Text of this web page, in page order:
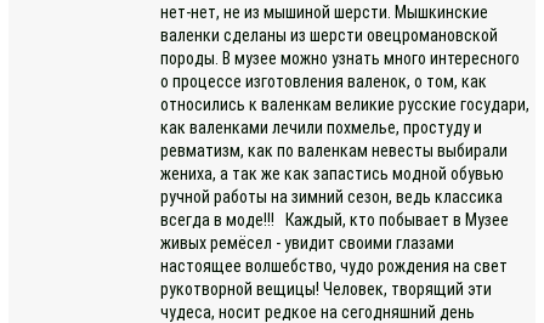
нет-нет, не из мышиной шерсти. Мышкинские
валенки сделаны из шерсти овецромановской
породы. В музее можно узнать много интересного
о процессе изготовления валенок, о том, как
относились к валенкам великие русские государи,
как валенками лечили похмелье, простуду и
ревматизм, как по валенкам невесты выбирали
жениха, а так же как запастись модной обувью
ручной работы на зимний сезон, ведь классика
всегда в моде!!! Каждый, кто побывает в Музее
живых ремёсел - увидит своими глазами
настоящее волшебство, чудо рождения на свет
рукотворной вещицы! Человек, творящий эти
чудеса, носит редкое на сегодняшний день